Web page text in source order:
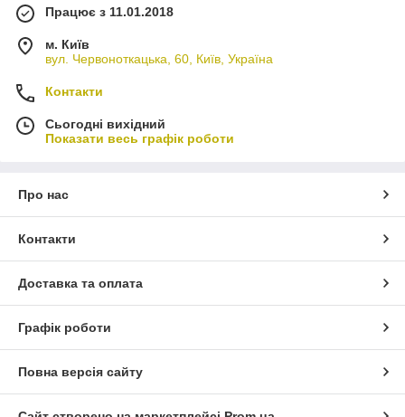
Працює з 11.01.2018
м. Київ
вул. Червоноткацька, 60, Київ, Україна
Контакти
Сьогодні вихідний
Показати весь графік роботи
Про нас
Контакти
Доставка та оплата
Графік роботи
Повна версія сайту